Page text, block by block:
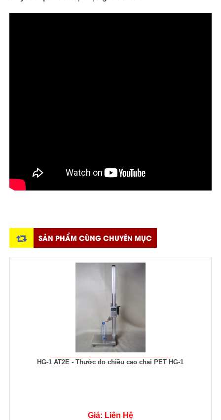
SẢN PHẨM CÙNG CHUYÊN MỤC
HG-1 AT2E - Thước đo chiều cao chai PET HG-1
Giá: Liên Hệ